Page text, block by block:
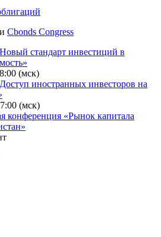
Cbonds Congress
стандарт инвестиций в
(мск)
иностранных инвесторов на
(мск)
конференция «Рынок капитала